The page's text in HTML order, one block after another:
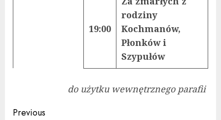
19:00
rodziny
Kochmanów,
Płonków i
Szypułów
do użytku wewnętrznego parafii
Continue
Previous